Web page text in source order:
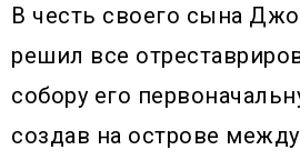
В честь своего сына
решил все
собору его
создав на острове